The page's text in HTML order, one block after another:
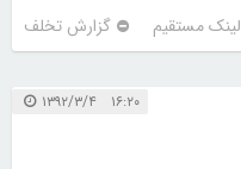
لینک مستقیم گزارش تخلف
۱۶:۲۰ ۱۳۹۲/۳/۴